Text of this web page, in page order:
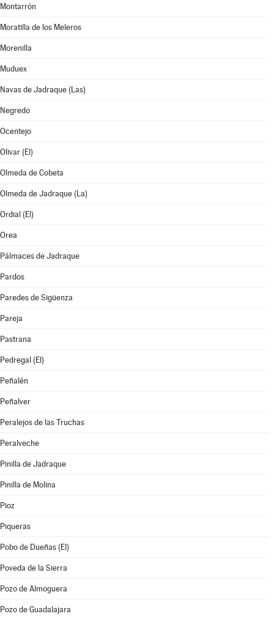
Montarrón
Moratilla de los Meleros
Morenilla
Muduex
Navas de Jadraque (Las)
Negredo
Ocentejo
Olivar (El)
Olmeda de Cobeta
Olmeda de Jadraque (La)
Ordial (El)
Orea
Pálmaces de Jadraque
Pardos
Paredes de Sigüenza
Pareja
Pastrana
Pedregal (El)
Peñalén
Peñalver
Peralejos de las Truchas
Peralveche
Pinilla de Jadraque
Pinilla de Molina
Pioz
Piqueras
Pobo de Dueñas (El)
Poveda de la Sierra
Pozo de Almoguera
Pozo de Guadalajara